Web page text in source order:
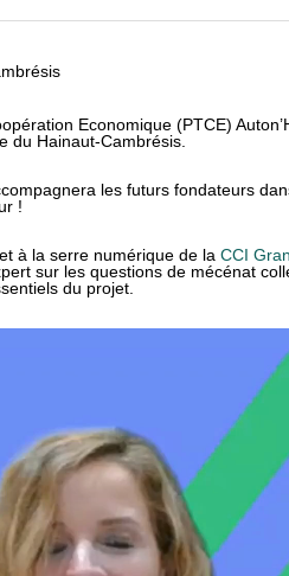
Economique (PTCE)
du Hainaut-Cambrésis.
les futurs fondateurs
!
à la serre numérique de la CCI
sur les questions de mécénat
du projet.